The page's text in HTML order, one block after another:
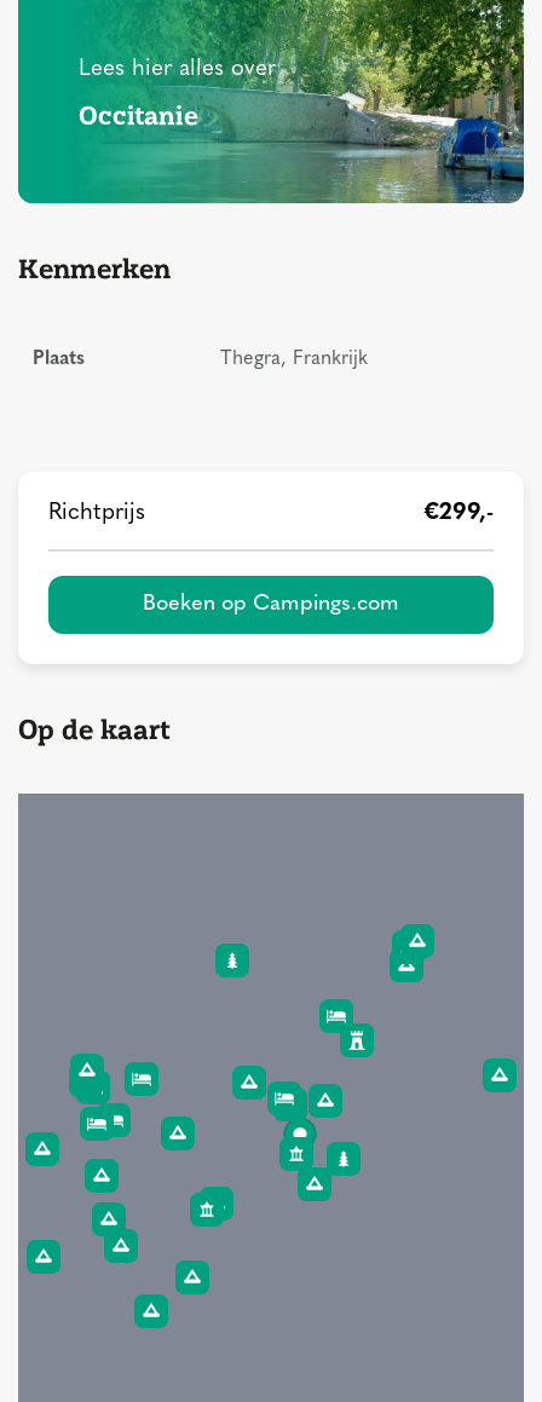
Lees hier alles over
Occitanie
Kenmerken
Plaats Thegra, Frankrijk
Richtprijs €299,-
Boeken op Campings.com
Op de kaart